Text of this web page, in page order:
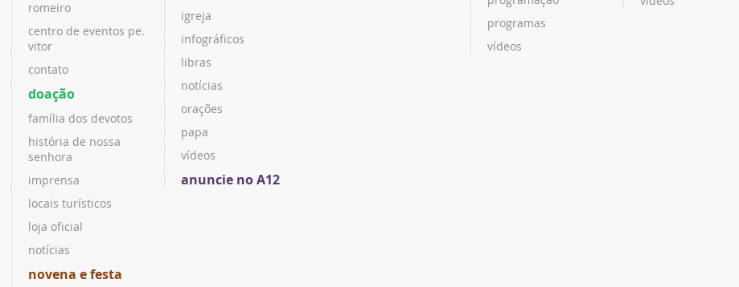
romeiro
centro de eventos pe.
vitor
contato
doação
família dos devotos
história de nossa
senhora
imprensa
locais turísticos
loja oficial
notícias
novena e festa
igreja
infográficos
libras
notícias
orações
papa
vídeos
anuncie no A12
programas
vídeos